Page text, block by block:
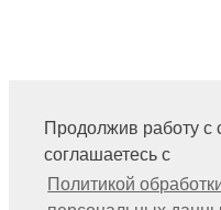
Продолжив работу с
соглашаетесь с
Политикой
Контакты, учредитель,
Политика обработки,